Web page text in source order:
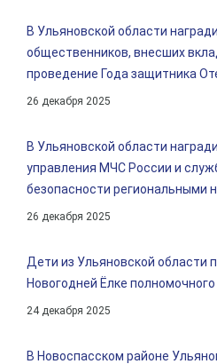
В Ульяновской области
общественников, внесших
проведение Года защитника
26 декабря 2025
В Ульяновской области
управления МЧС России и
безопасности региональными
26 декабря 2025
Дети из Ульяновской области
Новогодней Ёлке
24 декабря 2025
В Новоспасском районе